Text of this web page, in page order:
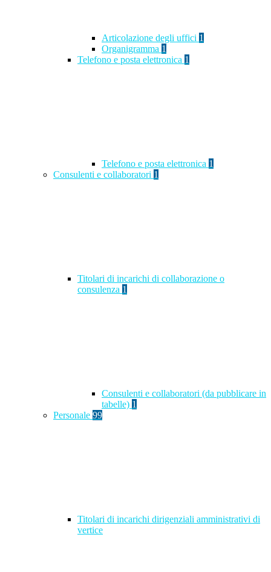
Articolazione degli uffici 1
Organigramma 1
Telefono e posta elettronica 1
Telefono e posta elettronica 1
Consulenti e collaboratori 1
Titolari di incarichi di collaborazione o
consulenza 1
Consulenti e collaboratori (da pubblicare in
tabelle) 1
Personale 99
Titolari di incarichi dirigenziali amministrativi di
vertice